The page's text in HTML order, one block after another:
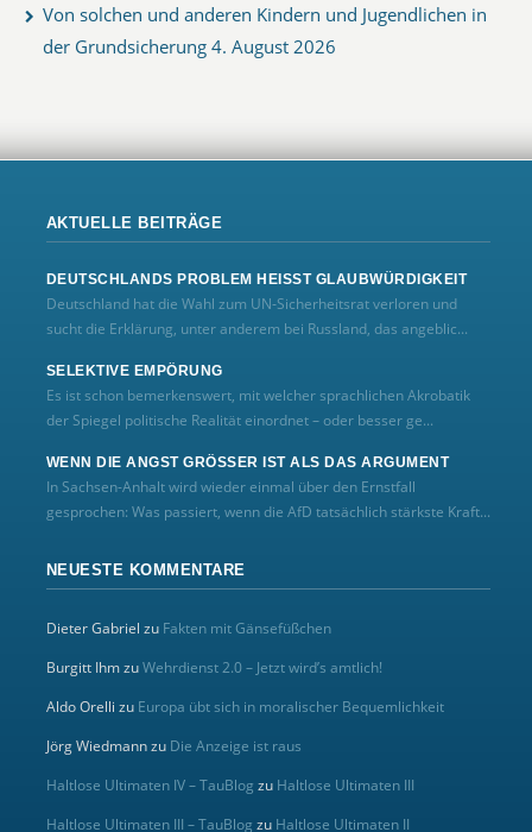
Von solchen und anderen Kindern und Jugendlichen in
der Grundsicherung 4. August 2026
AKTUELLE BEITRÄGE
DEUTSCHLANDS PROBLEM HEISST GLAUBWÜRDIGKEIT
Deutschland hat die Wahl zum UN‑Sicherheitsrat verloren und
sucht die Erklärung, unter anderem bei Russland, das angeblic...
SELEKTIVE EMPÖRUNG
Es ist schon bemerkenswert, mit welcher sprachlichen Akrobatik
der Spiegel politische Realität einordnet – oder besser ge...
WENN DIE ANGST GRÖSSER IST ALS DAS ARGUMENT
In Sachsen-Anhalt wird wieder einmal über den Ernstfall
gesprochen: Was passiert, wenn die AfD tatsächlich stärkste Kraft...
NEUESTE KOMMENTARE
Dieter Gabriel zu Fakten mit Gänsefüßchen
Burgitt IhmzuWehrdienst 2.0 – Jetzt wird’s amtlich!
Aldo Orelli zu Europa übt sich in moralischer Bequemlichkeit
Jörg Wiedmannzu Die Anzeige ist raus
Haltlose Ultimaten IV – TauBlog zu Haltlose Ultimaten III
Haltlose Ultimaten III – TauBlog zu Haltlose Ultimaten II